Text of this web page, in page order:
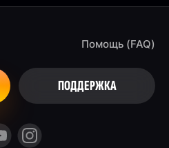
Помощь (FAQ)
ПОДДЕРЖКА